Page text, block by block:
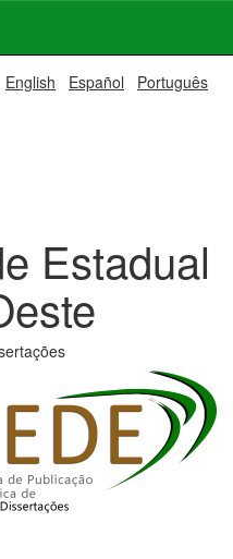
English Español Português
Estadual